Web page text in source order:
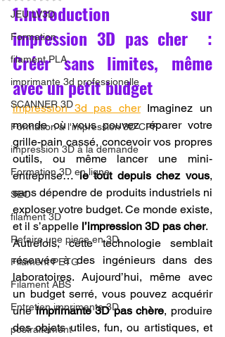
JEU LV3D
Formation
filament PLA
imprimante 3d professionelle
SCANNER 3D
Formation à l'impression 3D CPF
impression 3D à la demande
Formation 3D en ligne.
SEO
filament 3D
Refaire une piece en 3D
Filament PETG
Filament ABS
Entretien imprimante 3D
postraitement
1.Introduction sur
impression 3D pas cher  :
Créer sans limites, même
avec un petit budget
impression 3d pas cher Imaginez un
monde où vous pouvez réparer votre
grille-pain cassé, concevoir vos propres
outils, ou même lancer une mini-
entreprise… le tout depuis chez vous,
sans dépendre de produits industriels ni
exploser votre budget. Ce monde existe,
et il s’appelle l’impression 3D pas cher.
Autrefois, cette technologie semblait
réservée à des ingénieurs dans des
laboratoires. Aujourd’hui, même avec
un budget serré, vous pouvez acquérir
une imprimante 3D pas chère, produire
des objets utiles, fun, ou artistiques, et